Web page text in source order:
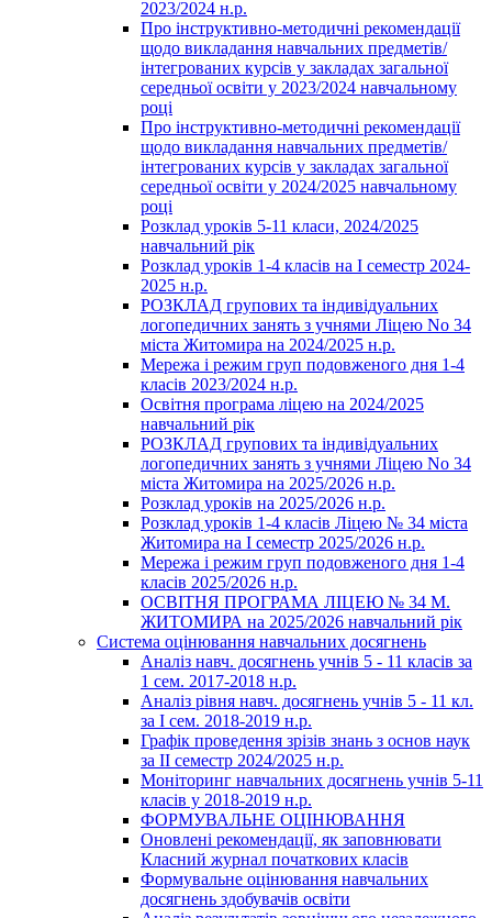
2023/2024 н.р.
Про інструктивно-методичні рекомендації
щодо викладання навчальних предметів/
інтегрованих курсів у закладах загальної
середньої освіти у 2023/2024 навчальному
році
Про інструктивно-методичні рекомендації
щодо викладання навчальних предметів/
інтегрованих курсів у закладах загальної
середньої освіти у 2024/2025 навчальному
році
Розклад уроків 5-11 класи, 2024/2025
навчальний рік
Розклад уроків 1-4 класів на І семестр 2024-
2025 н.р.
РОЗКЛАД групових та індивідуальних
логопедичних занять з учнями Ліцею No 34
міста Житомира на 2024/2025 н.р.
Мережа і режим груп подовженого дня 1-4
класів 2023/2024 н.р.
Освітня програма ліцею на 2024/2025
навчальний рік
РОЗКЛАД групових та індивідуальних
логопедичних занять з учнями Ліцею No 34
міста Житомира на 2025/2026 н.р.
Розклад уроків на 2025/2026 н.р.
Розклад уроків 1-4 класів Ліцею № 34 міста
Житомира на І семестр 2025/2026 н.р.
Мережа і режим груп подовженого дня 1-4
класів 2025/2026 н.р.
ОСВІТНЯ ПРОГРАМА ЛІЦЕЮ № 34 М.
ЖИТОМИРА на 2025/2026 навчальний рік
Система оцінювання навчальних досягнень
Аналіз навч. досягнень учнів 5 - 11 класів за
1 сем. 2017-2018 н.р.
Аналіз рівня навч. досягнень учнів 5 - 11 кл.
за І сем. 2018-2019 н.р.
Графік проведення зрізів знань з основ наук
за ІІ семестр 2024/2025 н.р.
Моніторинг навчальних досягнень учнів 5-11
класів у 2018-2019 н.р.
ФОРМУВАЛЬНЕ ОЦІНЮВАННЯ
Оновлені рекомендації, як заповнювати
Класний журнал початкових класів
Формувальне оцінювання навчальних
досягнень здобувачів освіти